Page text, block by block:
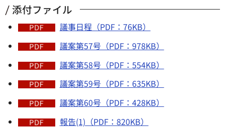
添付ファイル
議事日程（PDF：76KB）
議案第57号（PDF：978KB）
議案第58号（PDF：554KB）
議案第59号（PDF：635KB）
議案第60号（PDF：428KB）
報告(1)（PDF：820KB）